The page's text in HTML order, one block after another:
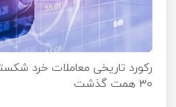
رکورد تاریخی معاملات خرد
۳۰ همت گذشت